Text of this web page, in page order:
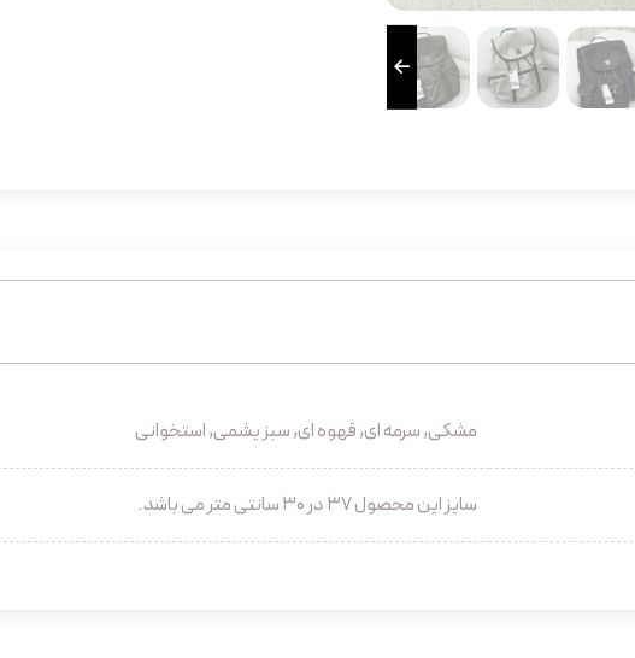
مشکی, سرمه ای, قهوه ای, سبز یشمی, استخوانی
سایز این محصول 37 در 30 سانتی متر می باشد.